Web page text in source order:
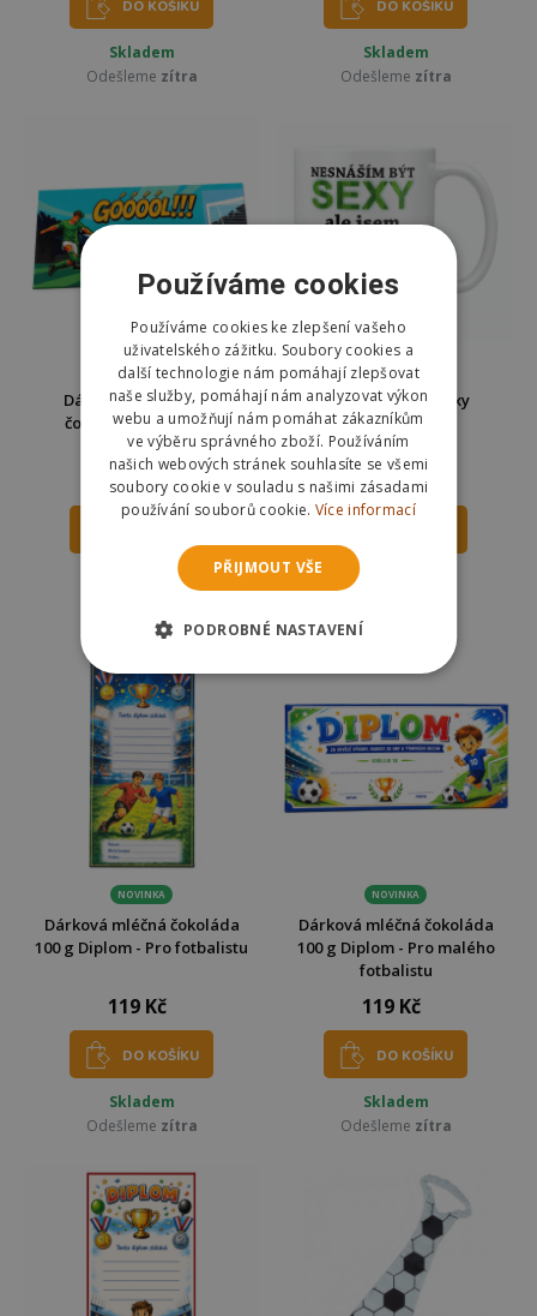
DO KOŠÍKU
Skladem
Odešleme zítra
DO KOŠÍKU
Skladem
Odešleme zítra
Dárková interaktivní
čokoláda 100 g - Žiju
fotbalem
139 Kč
Hrnek 330 ml - Sexy
fotbalista
279 Kč 299 Kč
NOVINKA
Dárková mléčná čokoláda
100 g Diplom - Pro fotbalistu
119 Kč
DO KOŠÍKU
Skladem
Odešleme zítra
NOVINKA
Dárková mléčná čokoláda
100 g Diplom - Pro malého
fotbalistu
119 Kč
DO KOŠÍKU
Skladem
Odešleme zítra
Používáme cookies
Používáme cookies ke zlepšení vašeho
uživatelského zážitku. Soubory cookies a
další technologie nám pomáhají zlepšovat
naše služby, pomáhají nám analyzovat výkon
webu a umožňují nám pomáhat zákazníkům
ve výběru správného zboží. Používáním
našich webových stránek souhlasíte se všemi
soubory cookie v souladu s našimi zásadami
používání souborů cookie. Více informací
PŘIJMOUT VŠE
PODROBNÉ NASTAVENÍ